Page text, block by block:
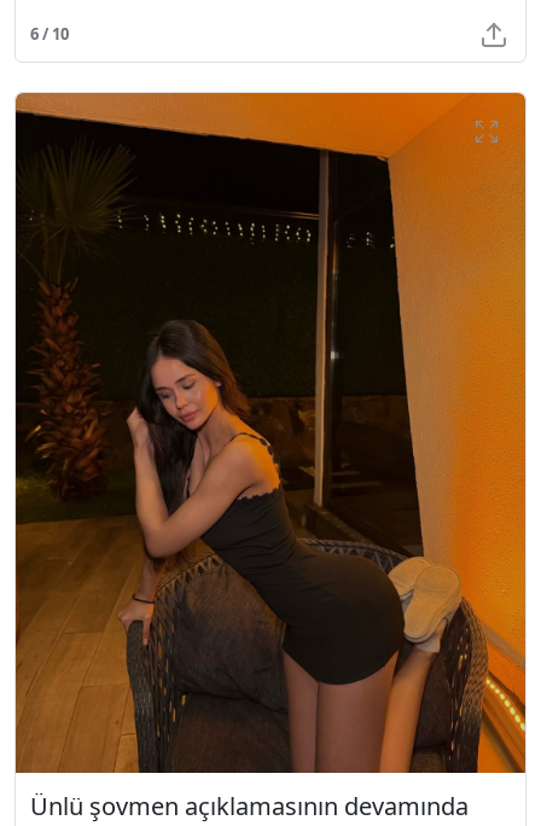
6 / 10
Ünlü şovmen açıklamasının devamında